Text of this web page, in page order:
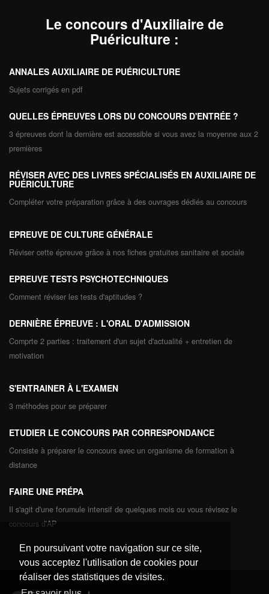
En poursuivant votre navigation sur ce site,
vous acceptez l'utilisation de cookies pour
réaliser des statistiques de visites.
Le concours d'Auxiliaire de
Puériculture :
ANNALES AUXILIAIRE DE PUÉRICULTURE
Sujets corrigés en pdf
QUELLES ÉPREUVES LORS DU CONCOURS D'ENTRÉE ?
3 épreuves dont la dernière est accessible si vous avez la moyenne aux 2
premières
RÉVISER AVEC DES LIVRES SPÉCIALISÉS EN AUXILIAIRE DE
PUÉRICULTURE
Compléter votre préparation grâce à des ouvrages dédiés au concours
EPREUVE DE CULTURE GÉNÉRALE
Réviser cette épreuve grâce à nos fiches gratuites sanitaire et sociale
EPREUVE TESTS PSYCHOTECHNIQUES
Comment réviser les tests d'aptitudes ?
DERNIÈRE ÉPREUVE : L'ORAL D'ADMISSION
Comprte 2 parties : traitement d'un sujet d'actualité + entretien de
motivation
S'ENTRAINER À L'EXAMEN
3 méthodes pour se préparer
ETUDIER LE CONCOURS PAR CORRESPONDANCE
Consiste à préparer le concours avec un organisme de formation à
distance
FAIRE UNE PRÉPA
Il s'agit d'une forumule intensif de quelques mois ou vous révisez le
concours d'AP